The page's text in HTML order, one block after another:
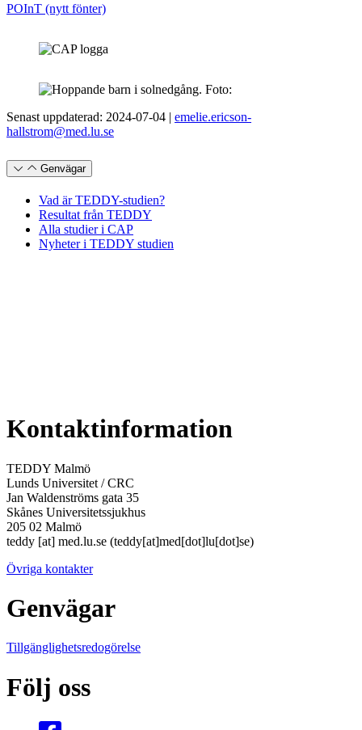
POInT (nytt fönter)
Senast uppdaterad: 2024-07-04 | emelie.ericson-
hallstrom@med.lu.se
Genvägar
Vad är TEDDY-studien?
Resultat från TEDDY
Alla studier i CAP
Nyheter i TEDDY studien
Kontaktinformation
TEDDY Malmö
Lunds Universitet / CRC
Jan Waldenströms gata 35
Skånes Universitetssjukhus
205 02 Malmö
teddy [at] med.lu.se (teddy[at]med[dot]lu[dot]se)
Övriga kontakter
Genvägar
Tillgänglighetsredogörelse
Följ oss